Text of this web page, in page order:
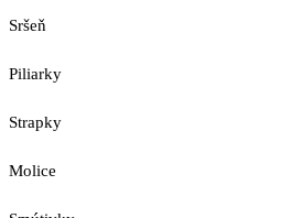
Sršeň
Piliarky
Strapky
Molice